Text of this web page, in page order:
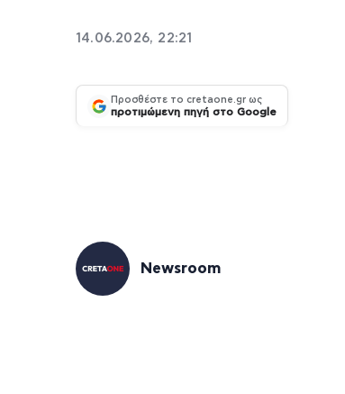
14.06.2026, 22:21
Προσθέστε το cretaone.gr ως
προτιμώμενη πηγή στο Google
Newsroom